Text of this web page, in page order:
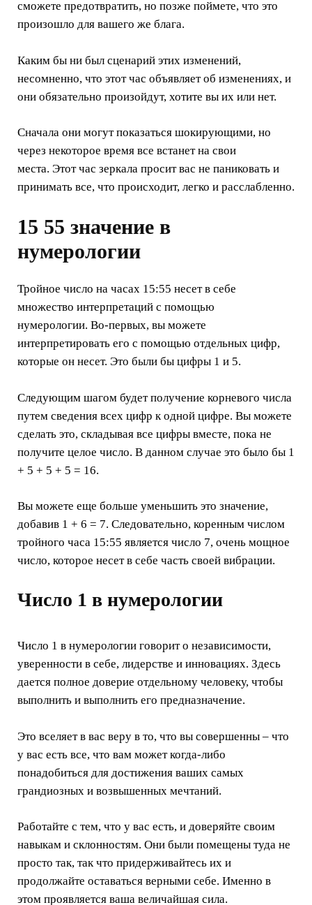
сможете предотвратить, но позже поймете, что это
произошло для вашего же блага.
Каким бы ни был сценарий этих изменений,
несомненно, что этот час объявляет об изменениях, и
они обязательно произойдут, хотите вы их или нет.
Сначала они могут показаться шокирующими, но
через некоторое время все встанет на свои
места. Этот час зеркала просит вас не паниковать и
принимать все, что происходит, легко и расслабленно.
15 55 значение в
нумерологии
Тройное число на часах 15:55 несет в себе
множество интерпретаций с помощью
нумерологии. Во-первых, вы можете
интерпретировать его с помощью отдельных цифр,
которые он несет. Это были бы цифры 1 и 5.
Следующим шагом будет получение корневого числа
путем сведения всех цифр к одной цифре. Вы можете
сделать это, складывая все цифры вместе, пока не
получите целое число. В данном случае это было бы 1
+ 5 + 5 + 5 = 16.
Вы можете еще больше уменьшить это значение,
добавив 1 + 6 = 7. Следовательно, коренным числом
тройного часа 15:55 является число 7, очень мощное
число, которое несет в себе часть своей вибрации.
Число 1 в нумерологии
Число 1 в нумерологии говорит о независимости,
уверенности в себе, лидерстве и инновациях. Здесь
дается полное доверие отдельному человеку, чтобы
выполнить и выполнить его предназначение.
Это вселяет в вас веру в то, что вы совершенны – что
у вас есть все, что вам может когда-либо
понадобиться для достижения ваших самых
грандиозных и возвышенных мечтаний.
Работайте с тем, что у вас есть, и доверяйте своим
навыкам и склонностям. Они были помещены туда не
просто так, так что придерживайтесь их и
продолжайте оставаться верными себе. Именно в
этом проявляется ваша величайшая сила.